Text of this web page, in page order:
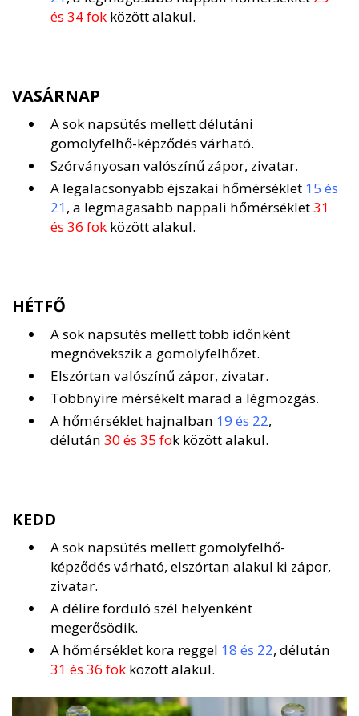
és 34 fok között alakul.
VASÁRNAP
A sok napsütés mellett délutáni
gomolyfelhő-képződés várható.
Szórványosan valószínű zápor, zivatar.
A legalacsonyabb éjszakai hőmérséklet 15 és
21, a legmagasabb nappali hőmérséklet31
és 36 fok között alakul.
HÉTFŐ
A sok napsütés mellett több időnként
megnövekszik a gomolyfelhőzet.
Elszórtan valószínű zápor, zivatar.
Többnyire mérsékelt marad a légmozgás.
A hőmérséklet hajnalban 19 és 22,
délután 30 és 35 fok között alakul.
KEDD
A sok napsütés mellett gomolyfelhő-
képződés várható, elszórtan alakul ki zápor,
zivatar.
A délire forduló szél helyenként
megerősödik.
A hőmérséklet kora reggel 18 és 22, délután
31 és 36 fok között alakul.